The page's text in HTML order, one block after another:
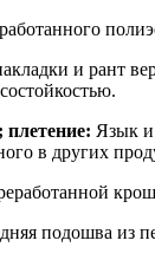
и рант
Язык и
в других
подошва из